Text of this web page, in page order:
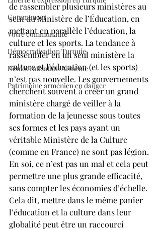
Commencer
Votre communauté
Démocratisation Turquie
Démocratisation Arménie
Patrimoine arménien en danger
de rassembler plusieurs ministères au
sein du Ministère de l’Éducation, en
mettant en parallèle l’éducation, la
culture et les sports. La tendance à
rassembler en un seul ministère la
culture et l’éducation (et les sports)
n’est pas nouvelle. Les gouvernements
cherchent souvent à créer un grand
ministère chargé de veiller à la
formation de la jeunesse sous toutes
ses formes et les pays ayant un
véritable Ministère de la Culture
(comme en France) ne sont pas légion.
En soi, ce n’est pas un mal et cela peut
permettre une plus grande efficacité,
sans compter les économies d’échelle.
Cela dit, mettre dans le même panier
l’éducation et la culture dans leur
globalité peut être un raccourci